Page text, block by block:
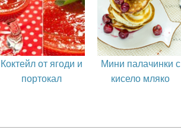
Коктейл от ягоди и
портокал
Мини палачинки с
кисело мляко